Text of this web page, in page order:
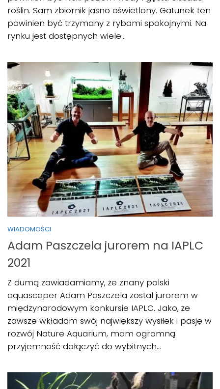
roślin. Sam zbiornik jasno oświetlony. Gatunek ten
powinien być trzymany z rybami spokojnymi. Na
rynku jest dostępnych wiele...
WIADOMOŚCI
Adam Paszczela jurorem na IAPLC
2021
Z dumą zawiadamiamy, że znany polski
aquascaper Adam Paszczela został jurorem w
międzynarodowym konkursie IAPLC. Jako, że
zawsze wkładam swój największy wysiłek i pasję w
rozwój Nature Aquarium, mam ogromną
przyjemność dołączyć do wybitnych...